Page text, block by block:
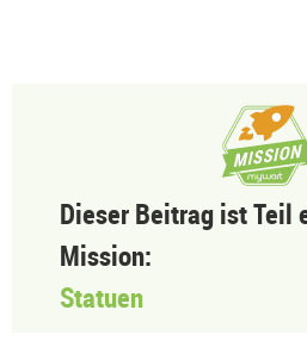
Dieser Beitrag ist Teil
Mission:
Statuen